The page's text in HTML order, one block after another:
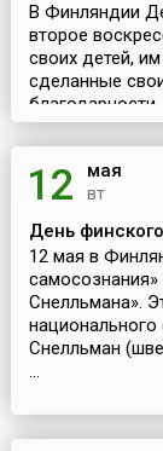
В Финляндии
второе
своих детей,
сделанные
матерям-гер...
12 мая
вт
День
12 мая в
Снелльмана».
Снелльман
...